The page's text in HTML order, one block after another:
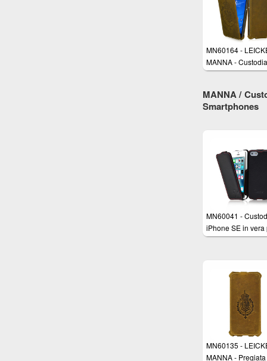
MN60164 -
MANNA -
UltraSlim per Sony
Nabuk marrone
cuciture rifinite a
MANNA /
Smartphones
MN60041 -
iPhone SE in vera
nappa nera -
iPhone 5/5s
MN60135 -
MANNA - Pregiata